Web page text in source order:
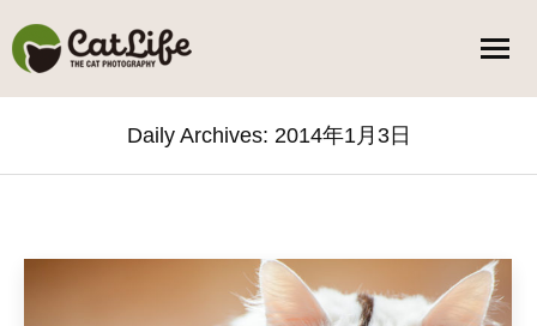
Daily Archives: 2014年1月3日